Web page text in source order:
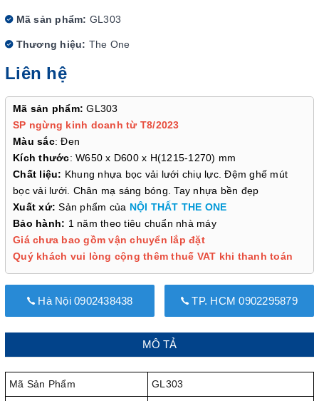
Mã sản phẩm: GL303
Thương hiệu: The One
Liên hệ
Mã sản phẩm: GL303
SP ngừng kinh doanh từ T8/2023
Màu sắc: Đen
Kích thước: W650 x D600 x H(1215-1270) mm
Chất liệu: Khung nhựa bọc vải lưới chiụ lực. Đệm ghế mút
bọc vải lưới. Chân mạ sáng bóng. Tay nhựa bền đẹp
Xuất xứ:Sản phẩm của NỘI THẤT THE ONE
Bảo hành: 1 năm theo tiêu chuẩn nhà máy
Giá chưa bao gồm vận chuyển lắp đặt
Quý khách vui lòng cộng thêm thuế VAT khi thanh toán
Hà Nội 0902438438 TP. HCM 0902295879
MÔ TẢ
Mã Sản Phẩm GL303